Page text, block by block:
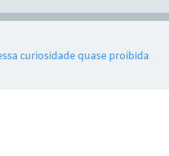
curiosidade quase proibida